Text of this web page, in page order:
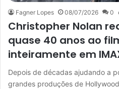
Fagner Lopes 08/07/2026 0
Christopher Nolan
quase 40 anos ao
inteiramente em
Depois de décadas ajudando a
grandes produções de